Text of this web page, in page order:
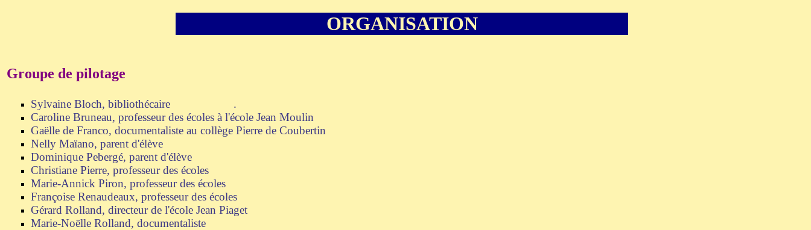
ORGANISATION
Groupe de pilotage
Sylvaine Bloch, bibliothécaire .
Caroline Bruneau, professeur des écoles à l'école Jean Moulin
Gaëlle de Franco, documentaliste au collège Pierre de Coubertin
Nelly Maïano, parent d'élève
Dominique Pebergé, parent d'élève
Christiane Pierre, professeur des écoles
Marie-Annick Piron, professeur des écoles
Françoise Renaudeaux, professeur des écoles
Gérard Rolland, directeur de l'école Jean Piaget
Marie-Noëlle Rolland, documentaliste